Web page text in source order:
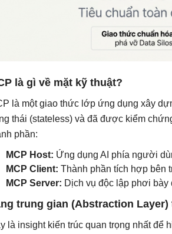
là gì về mặt kỹ thuật?
là một giao thức lớp ứng dụng xây
thái (stateless) và đã được kiểm
phần:
MCP Host: Ứng dụng AI phía người
MCP Client: Thành phần tích hợp bên
MCP Server: Dịch vụ độc lập phơi bày
trung gian (Abstraction
là insight kiến trúc quan trọng nhất để